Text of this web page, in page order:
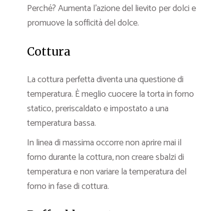
Perché? Aumenta l’azione del lievito per dolci e
promuove la sofficità del dolce.
Cottura
La cottura perfetta diventa una questione di
temperatura. È meglio cuocere la torta in forno
statico, preriscaldato e impostato a una
temperatura bassa.
In linea di massima occorre non aprire mai il
forno durante la cottura, non creare sbalzi di
temperatura e non variare la temperatura del
forno in fase di cottura.